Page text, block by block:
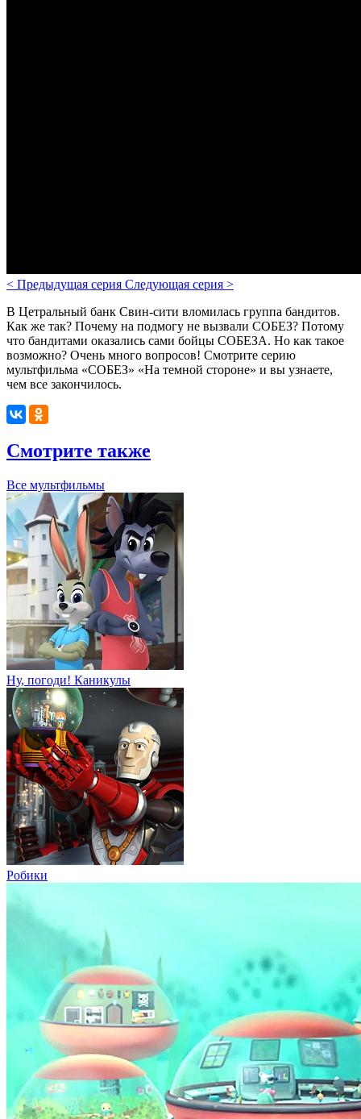
< Предыдущая серия Следующая серия >
В Цетральный банк Свин-сити вломилась группа бандитов.
Как же так? Почему на подмогу не вызвали СОБЕЗ? Потому
что бандитами оказались сами бойцы СОБЕЗА. Но как такое
возможно? Очень много вопросов! Смотрите серию
мультфильма «СОБЕЗ» «На темной стороне» и вы узнаете,
чем все закончилось.
Смотрите также
Все мультфильмы
Ну, погоди! Каникулы
Робики